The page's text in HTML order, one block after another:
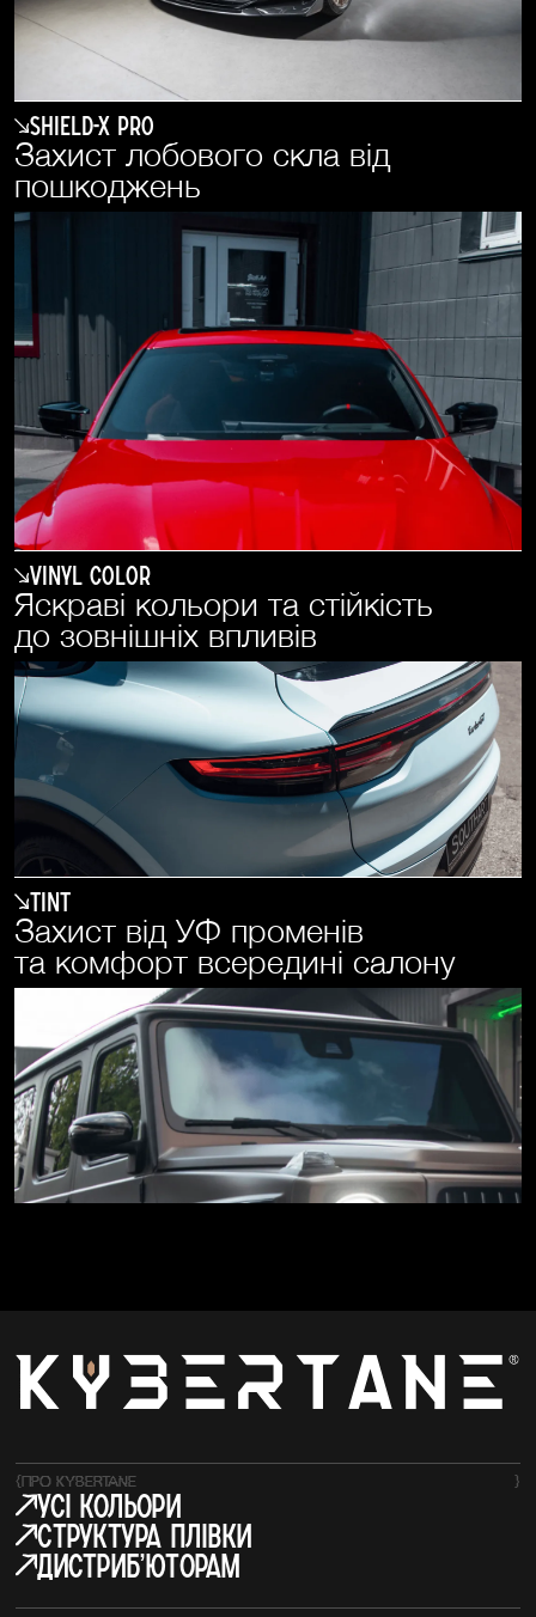
SHIELD-X PRO
Захист лобового скла від
пошкоджень
Vinyl Color
Яскраві кольори та стійкість
до зовнішніх впливів
Tint
Захист від УФ променів
та комфорт всередині салону
{ ПРО KYBERTANE }
усі кольори
структура плівки
Дистрибʼюторам